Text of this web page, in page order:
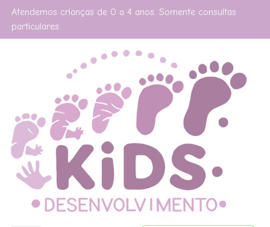
Atendemos crianças de 0 a 4 anos. Somente consultas
particulares.